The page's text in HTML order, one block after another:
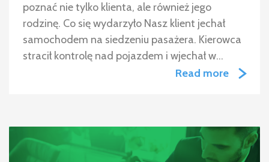
poznać nie tylko klienta, ale również jego
rodzinę. Co się wydarzyło Nasz klient jechał
samochodem na siedzeniu pasażera. Kierowca
stracił kontrolę nad pojazdem i wjechał w…
Read more